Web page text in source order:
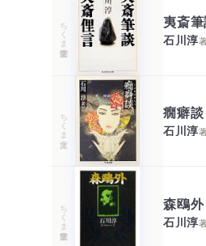
ちくま学芸文庫 夷斎
石川淳
ちくま文庫 癇癖
石川淳
ちくま学芸文庫 森鴎外
石川淳